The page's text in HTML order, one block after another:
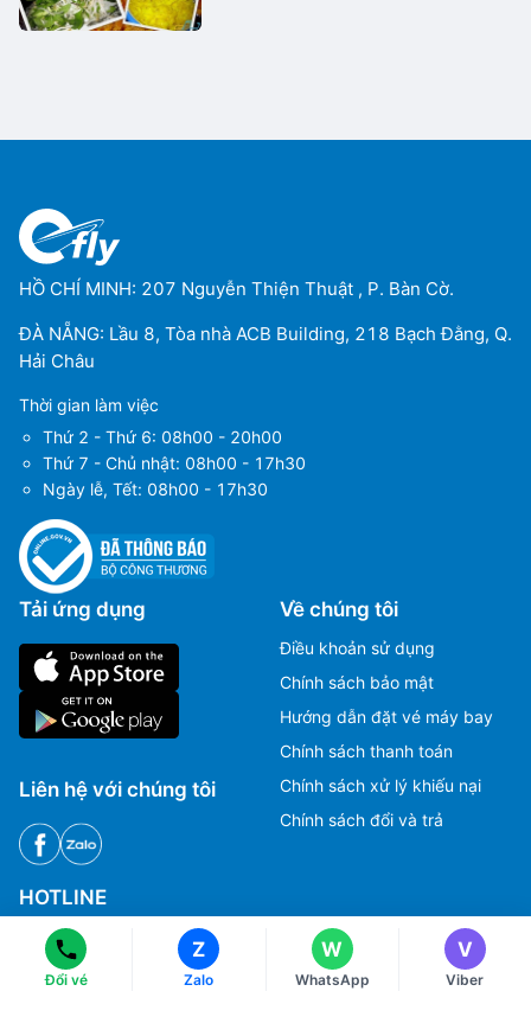
HỒ CHÍ MINH: 207 Nguyễn Thiện Thuật , P. Bàn Cờ.
ĐÀ NẴNG: Lầu 8, Tòa nhà ACB Building, 218 Bạch Đằng, Q.
Hải Châu
Thời gian làm việc
Thứ 2 - Thứ 6: 08h00 - 20h00
Thứ 7 - Chủ nhật: 08h00 - 17h30
Ngày lễ, Tết: 08h00 - 17h30
Tải ứng dụng
Liên hệ với chúng tôi
Về chúng tôi
Điều khoản sử dụng
Chính sách bảo mật
Hướng dẫn đặt vé máy bay
Chính sách thanh toán
Chính sách xử lý khiếu nại
Chính sách đổi và trả
HOTLINE
Tư vấn, Đặt vé máy bay.
1900 2813
Đổi vé
Z
Zalo
W
WhatsApp
V
Viber
Ms Hằng